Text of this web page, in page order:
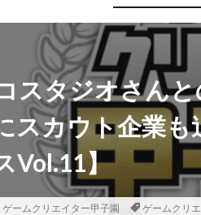
企業インタビュー
クリエイターインタビュー
スタジオさん
スカウト企業
Vol.11】
ゲームクリエイター甲子園 ゲームクリ